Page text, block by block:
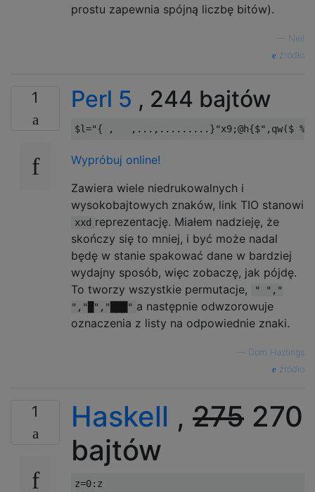
prostu zapewnia spójną liczbę bitów).
Neil
źródło
1 Perl 5 , 244 bajtów
$l="{ ,   ,...,.........}"x9;@h{$",qw($
Wypróbuj online!
Zawiera wiele niedrukowalnych i
wysokobajtowych znaków, link TIO stanowi
xxd reprezentację. Miałem nadzieję, że
skończy się to mniej, i być może nadal
będę w stanie spakować dane w bardziej
wydajny sposób, więc zobaczę, jak pójdę.
To tworzy wszystkie permutacje,
" ","
","█","███" a następnie odwzorowuje
oznaczenia z listy na odpowiednie znaki.
Dom Hastings
źródło
1 Haskell , 275 270
bajtów
z=0: z